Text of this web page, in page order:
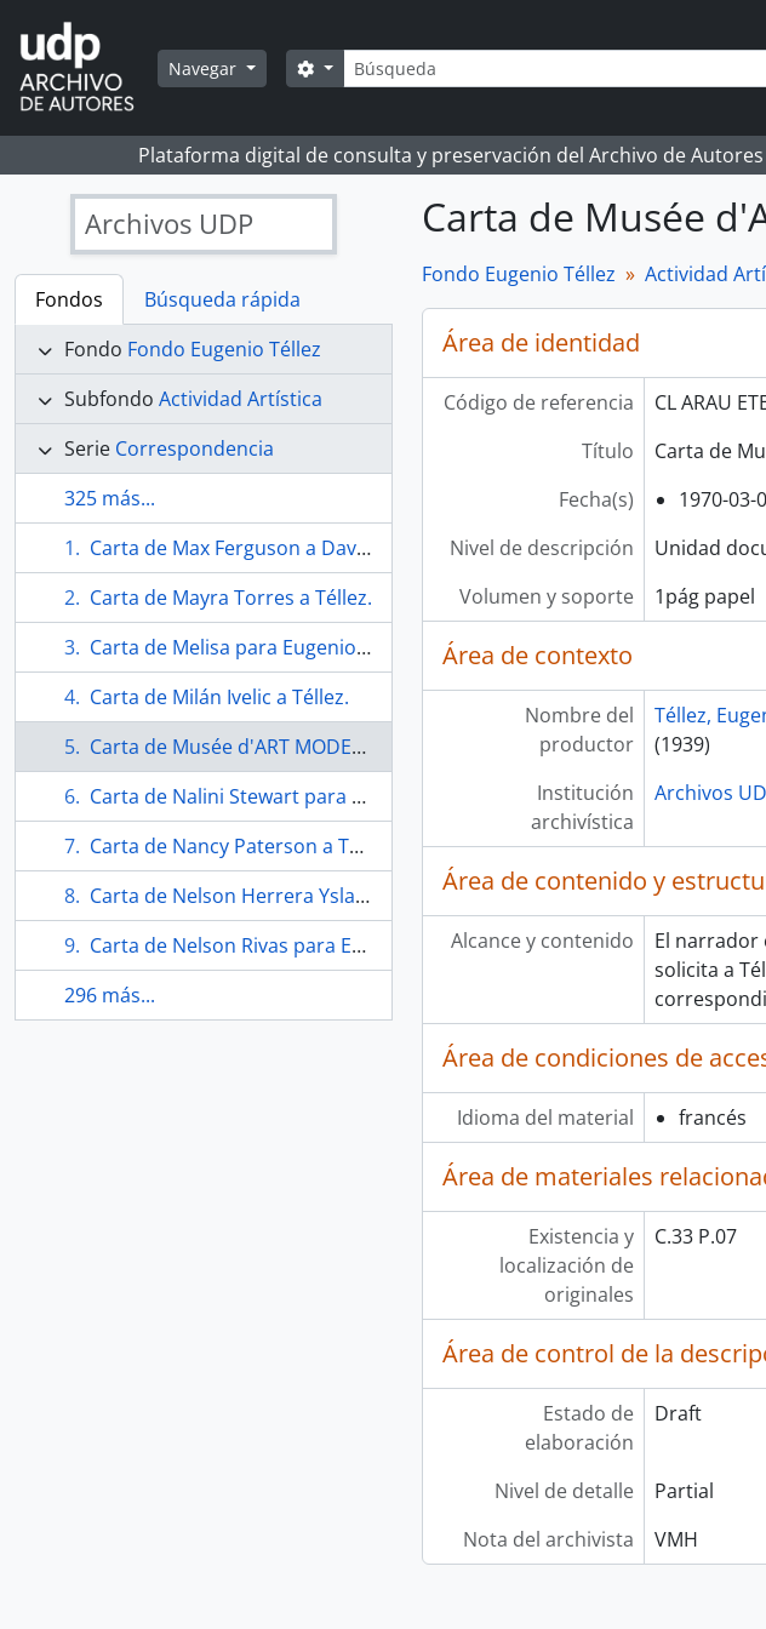
Skip to main content
Navegar Búsqueda
Search options
Plataforma digital de consulta y preservación del Archivo de
Archivos UDP
Fondos
Búsqueda rápida
Fondo Fondo Eugenio Téllez
Subfondo Actividad Artística
Serie Correspondencia
325 más...
Carta de Max Ferguson a David Fulton
Carta de Mayra Torres a Téllez.
Carta de Melisa para Eugenio Téllez.
Carta de Milán Ivelic a Téllez.
Carta de Musée d'ART MODERNE a Téllez.
Carta de Nalini Stewart para Téllez.
Carta de Nancy Paterson a Téllez.
Carta de Nelson Herrera Ysla a Téllez
Carta de Nelson Rivas para Eugenio Téllez.
296 más...
Carta de Musée
Fondo Eugenio Téllez Actividad
Área de identidad
Código de referencia
CL ARAU
Título
Carta de
Fecha(s)
1970-03-
Nivel de descripción
Unidad
Volumen y soporte
1pág papel
Área de contexto
Nombre del
productor
Téllez,
(1939)
Institución
archivística
Archivos
Área de contenido y
Alcance y contenido
El narrador
solicita a
Área de condiciones de
Idioma del material francés
Área de materiales
Existencia y
localización de
originales
C.33 P.07
Área de control de la
Estado de
elaboración
Draft
Nivel de detalle
Partial
Nota del archivista
VMH